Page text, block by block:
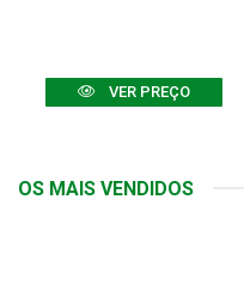
VER PREÇO
OS MAIS VENDIDOS